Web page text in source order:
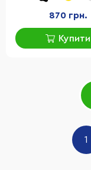
870 грн.
Купити
1